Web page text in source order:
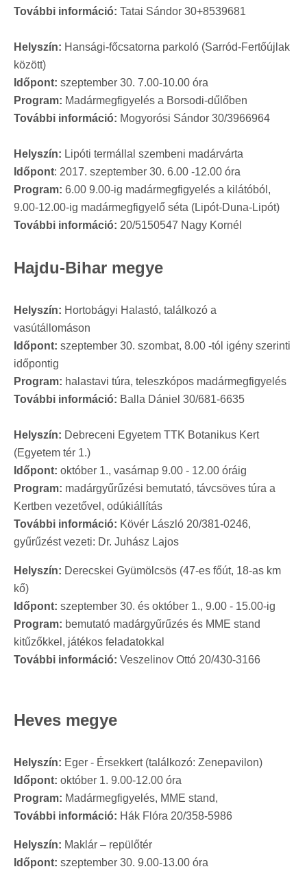
További információ: Tatai Sándor 30+8539681
Helyszín: Hansági-főcsatorna parkoló (Sarród-Fertőújlak
között)
Időpont: szeptember 30. 7.00-10.00 óra
Program: Madármegfigyelés a Borsodi-dűlőben
További információ: Mogyorósi Sándor 30/3966964
Helyszín: Lipóti termállal szembeni madárvárta
Időpont: 2017. szeptember 30. 6.00 -12.00 óra
Program: 6.00 9.00-ig madármegfigyelés a kilátóból,
9.00-12.00-ig madármegfigyelő séta (Lipót-Duna-Lipót)
További információ: 20/5150547 Nagy Kornél
Hajdu-Bihar megye
Helyszín: Hortobágyi Halastó, találkozó a
vasútállomáson
Időpont: szeptember 30. szombat, 8.00 -tól igény szerinti
időpontig
Program: halastavi túra, teleszkópos madármegfigyelés
További információ: Balla Dániel 30/681-6635
Helyszín: Debreceni Egyetem TTK Botanikus Kert
(Egyetem tér 1.)
Időpont: október 1., vasárnap 9.00 - 12.00 óráig
Program: madárgyűrűzési bemutató, távcsöves túra a
Kertben vezetővel, odúkiállítás
További információ: Kövér László 20/381-0246,
gyűrűzést vezeti: Dr. Juhász Lajos
Helyszín: Derecskei Gyümölcsös (47-es főút, 18-as km
kő)
Időpont: szeptember 30. és október 1., 9.00 - 15.00-ig
Program: bemutató madárgyűrűzés és MME stand
kitűzőkkel, játékos feladatokkal
További információ: Veszelinov Ottó 20/430-3166
Heves megye
Helyszín: Eger - Érsekkert (találkozó: Zenepavilon)
Időpont: október 1. 9.00-12.00 óra
Program: Madármegfigyelés, MME stand,
További információ: Hák Flóra 20/358-5986
Helyszín: Maklár – repülőtér
Időpont: szeptember 30. 9.00-13.00 óra